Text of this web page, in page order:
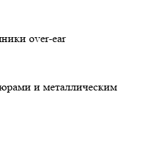
over-ear
и металлическим